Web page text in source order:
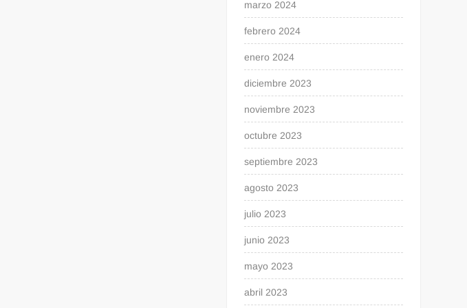
marzo 2024
febrero 2024
enero 2024
diciembre 2023
noviembre 2023
octubre 2023
septiembre 2023
agosto 2023
julio 2023
junio 2023
mayo 2023
abril 2023